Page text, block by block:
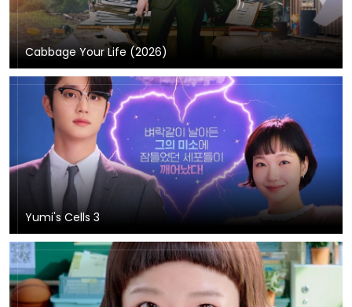
Cabbage Your Life (2026)
Yumi's Cells 3